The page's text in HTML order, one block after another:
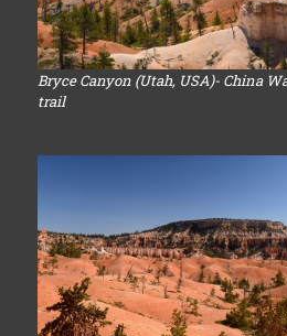
Bryce Canyon (Utah, USA)- China
trail